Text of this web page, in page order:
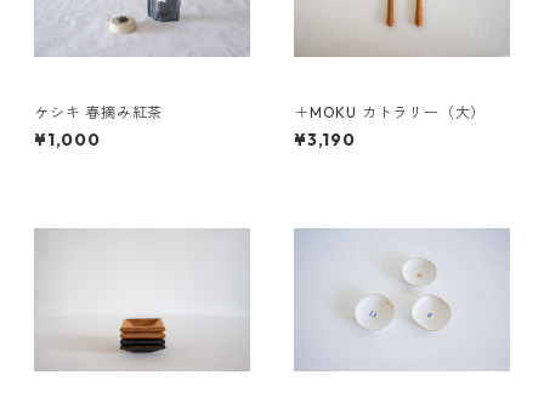
ケシキ 春摘み紅茶
¥1,000
＋MOKU カトラリー（大）
¥3,190